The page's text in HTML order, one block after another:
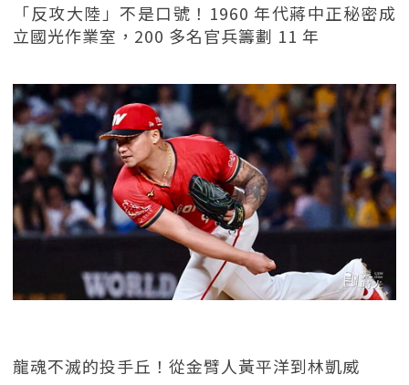
「反攻大陸」不是口號！1960 年代蔣中正秘密成
立國光作業室，200 多名官兵籌劃 11 年
龍魂不滅的投手丘！從金臂人黃平洋到林凱威